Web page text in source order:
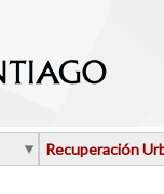
Recuperación